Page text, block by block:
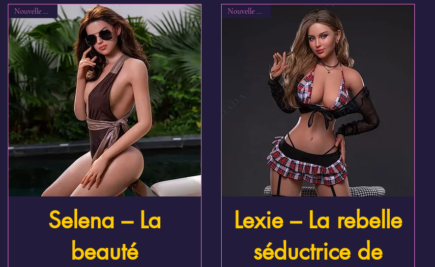
Nouvelle arrivée
Selena – La
beauté
Aperçu rapide
Nouvelle arrivée
Lexie – La rebelle
séductrice de